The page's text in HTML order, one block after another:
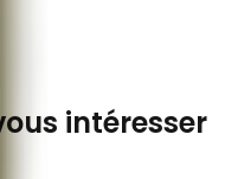
intéresser